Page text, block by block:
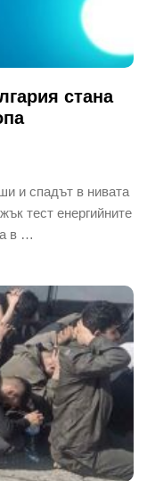
стана
и спадът в нивата
тест енергийните
в …